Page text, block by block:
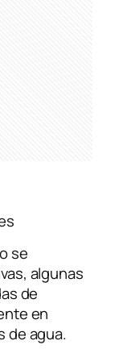
se
algunas
de
en
de agua.